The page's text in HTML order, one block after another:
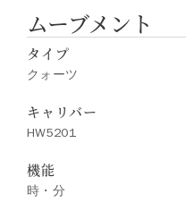
ムーブメント
タイプ
クォーツ
キャリバー
HW5201
機能
時・分